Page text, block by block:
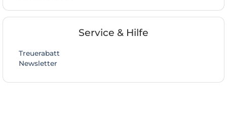
Service & Hilfe
Treuerabatt
Newsletter